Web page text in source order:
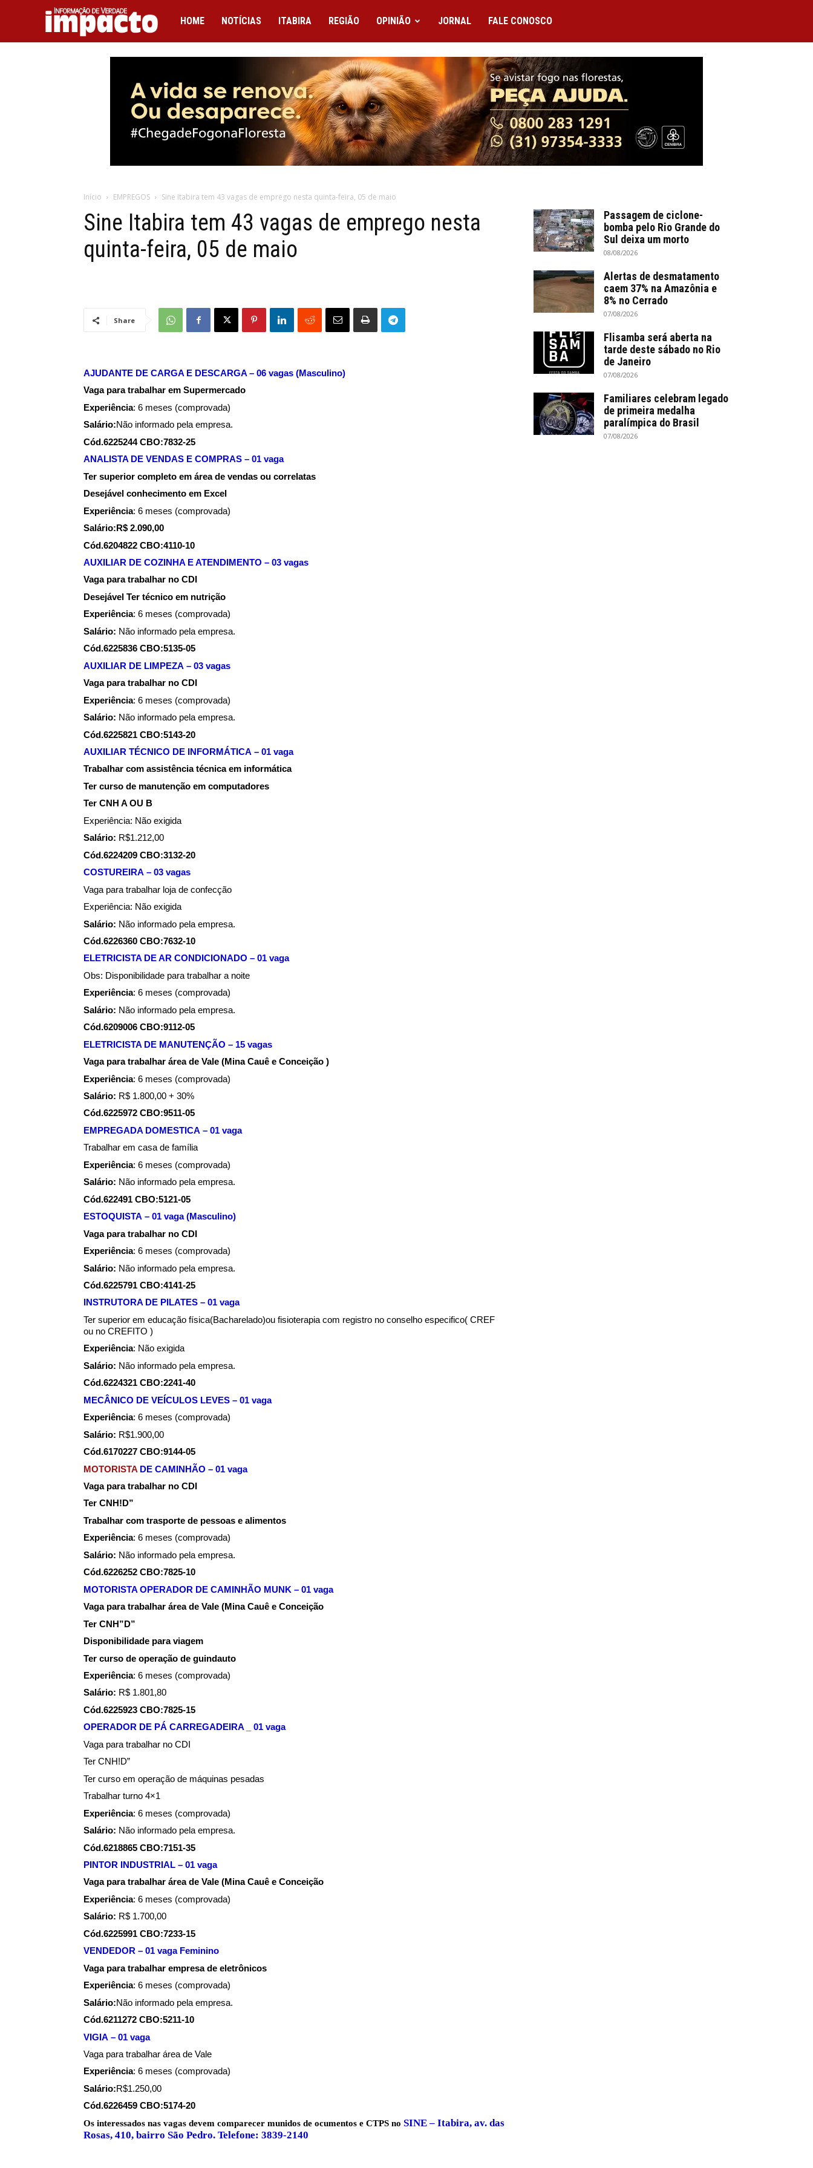
IMPACTO
HOME NOTÍCIAS ITABIRA REGIÃO OPINIÃO JORNAL FALE CONOSCO
Início EMPREGOS Sine Itabira tem 43 vagas de emprego nesta quinta-feira, 05 de maio
Sine Itabira tem 43 vagas de emprego nesta
quinta-feira, 05 de maio
Share
AJUDANTE DE CARGA E DESCARGA – 06 vagas (Masculino)
Vaga para trabalhar em Supermercado
Experiência: 6 meses (comprovada)
Salário:Não informado pela empresa.
Cód.6225244 CBO:7832-25
ANALISTA DE VENDAS E COMPRAS – 01 vaga
Ter superior completo em área de vendas ou correlatas
Desejável conhecimento em Excel
Experiência: 6 meses (comprovada)
Salário:R$ 2.090,00
Cód.6204822 CBO:4110-10
AUXILIAR DE COZINHA E ATENDIMENTO – 03 vagas
Vaga para trabalhar no CDI
Desejável Ter técnico em nutrição
Experiência: 6 meses (comprovada)
Salário: Não informado pela empresa.
Cód.6225836 CBO:5135-05
AUXILIAR DE LIMPEZA – 03 vagas
Vaga para trabalhar no CDI
Experiência: 6 meses (comprovada)
Salário: Não informado pela empresa.
Cód.6225821 CBO:5143-20
AUXILIAR TÉCNICO DE INFORMÁTICA – 01 vaga
Trabalhar com assistência técnica em informática
Ter curso de manutenção em computadores
Ter CNH A OU B
Experiência: Não exigida
Salário: R$1.212,00
Cód.6224209 CBO:3132-20
COSTUREIRA – 03 vagas
Vaga para trabalhar loja de confecção
Experiência: Não exigida
Salário: Não informado pela empresa.
Cód.6226360 CBO:7632-10
ELETRICISTA DE AR CONDICIONADO – 01 vaga
Obs: Disponibilidade para trabalhar a noite
Experiência: 6 meses (comprovada)
Salário: Não informado pela empresa.
Cód.6209006 CBO:9112-05
ELETRICISTA DE MANUTENÇÃO – 15 vagas
Vaga para trabalhar área de Vale (Mina Cauê e Conceição )
Experiência: 6 meses (comprovada)
Salário: R$ 1.800,00 + 30%
Cód.6225972 CBO:9511-05
EMPREGADA DOMESTICA – 01 vaga
Trabalhar em casa de família
Experiência: 6 meses (comprovada)
Salário: Não informado pela empresa.
Cód.622491 CBO:5121-05
ESTOQUISTA – 01 vaga (Masculino)
Vaga para trabalhar no CDI
Experiência: 6 meses (comprovada)
Salário: Não informado pela empresa.
Cód.6225791 CBO:4141-25
INSTRUTORA DE PILATES – 01 vaga
Ter superior em educação física(Bacharelado)ou fisioterapia com registro no conselho especifico( CREF
ou no CREFITO )
Experiência: Não exigida
Salário: Não informado pela empresa.
Cód.6224321 CBO:2241-40
MECÂNICO DE VEÍCULOS LEVES – 01 vaga
Experiência: 6 meses (comprovada)
Salário: R$1.900,00
Cód.6170227 CBO:9144-05
MOTORISTA DE CAMINHÃO – 01 vaga
Vaga para trabalhar no CDI
Ter CNH!D”
Trabalhar com trasporte de pessoas e alimentos
Experiência: 6 meses (comprovada)
Salário: Não informado pela empresa.
Cód.6226252 CBO:7825-10
MOTORISTA OPERADOR DE CAMINHÃO MUNK – 01 vaga
Vaga para trabalhar área de Vale (Mina Cauê e Conceição
Ter CNH”D”
Disponibilidade para viagem
Ter curso de operação de guindauto
Experiência: 6 meses (comprovada)
Salário: R$ 1.801,80
Cód.6225923 CBO:7825-15
OPERADOR DE PÁ CARREGADEIRA _ 01 vaga
Vaga para trabalhar no CDI
Ter CNH!D”
Ter curso em operação de máquinas pesadas
Trabalhar turno 4×1
Experiência: 6 meses (comprovada)
Salário: Não informado pela empresa.
Cód.6218865 CBO:7151-35
PINTOR INDUSTRIAL – 01 vaga
Vaga para trabalhar área de Vale (Mina Cauê e Conceição
Experiência: 6 meses (comprovada)
Salário: R$ 1.700,00
Cód.6225991 CBO:7233-15
VENDEDOR – 01 vaga Feminino
Vaga para trabalhar empresa de eletrônicos
Experiência: 6 meses (comprovada)
Salário:Não informado pela empresa.
Cód.6211272 CBO:5211-10
VIGIA – 01 vaga
Vaga para trabalhar área de Vale
Experiência: 6 meses (comprovada)
Salário:R$1.250,00
Cód.6226459 CBO:5174-20
Os interessados nas vagas devem comparecer munidos de ocumentos e CTPS no SINE – Itabira, av. das
Rosas, 410, bairro São Pedro. Telefone: 3839-2140
Passagem de ciclone-
bomba pelo Rio Grande do
Sul deixa um morto
08/08/2026
Alertas de desmatamento
caem 37% na Amazônia e
8% no Cerrado
07/08/2026
Flisamba será aberta na
tarde deste sábado no Rio
de Janeiro
07/08/2026
Familiares celebram legado
de primeira medalha
paralímpica do Brasil
07/08/2026